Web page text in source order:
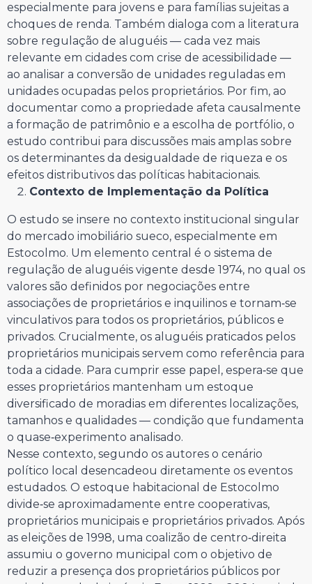
especialmente para jovens e para famílias sujeitas a
choques de renda. Também dialoga com a literatura
sobre regulação de aluguéis — cada vez mais
relevante em cidades com crise de acessibilidade —
ao analisar a conversão de unidades reguladas em
unidades ocupadas pelos proprietários. Por fim, ao
documentar como a propriedade afeta causalmente
a formação de patrimônio e a escolha de portfólio, o
estudo contribui para discussões mais amplas sobre
os determinantes da desigualdade de riqueza e os
efeitos distributivos das políticas habitacionais.
Contexto de Implementação da Política
O estudo se insere no contexto institucional singular
do mercado imobiliário sueco, especialmente em
Estocolmo. Um elemento central é o sistema de
regulação de aluguéis vigente desde 1974, no qual os
valores são definidos por negociações entre
associações de proprietários e inquilinos e tornam‑se
vinculativos para todos os proprietários, públicos e
privados. Crucialmente, os aluguéis praticados pelos
proprietários municipais servem como referência para
toda a cidade. Para cumprir esse papel, espera‑se que
esses proprietários mantenham um estoque
diversificado de moradias em diferentes localizações,
tamanhos e qualidades — condição que fundamenta
o quase‑experimento analisado.
Nesse contexto, segundo os autores o cenário
político local desencadeou diretamente os eventos
estudados. O estoque habitacional de Estocolmo
divide‑se aproximadamente entre cooperativas,
proprietários municipais e proprietários privados. Após
as eleições de 1998, uma coalizão de centro‑direita
assumiu o governo municipal com o objetivo de
reduzir a presença dos proprietários públicos por